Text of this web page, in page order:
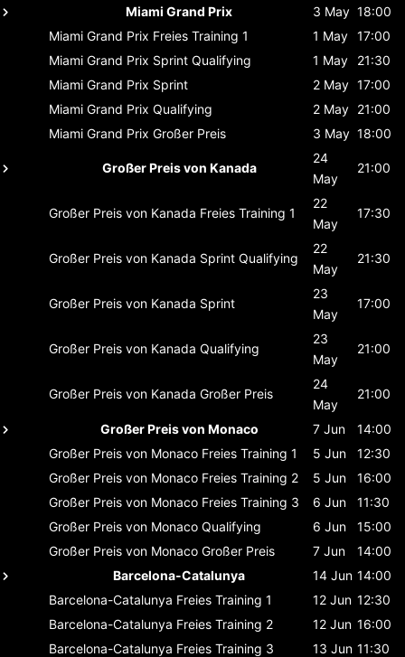
Miami Grand Prix 3 May 18:00
Miami Grand Prix Freies Training 1 1 May 17:00
Miami Grand Prix Sprint Qualifying 1 May
21:30
Miami Grand Prix Sprint 2 May 17:00
Miami Grand Prix Qualifying 2 May 21:00
Miami Grand Prix Großer Preis 3 May 18:00
Großer Preis von Kanada
24
May
21:00
Großer Preis von Kanada Freies Training 1
22
May
17:30
Großer Preis von Kanada Sprint Qualifying
22
May
21:30
Großer Preis von Kanada Sprint
23
May
17:00
Großer Preis von Kanada Qualifying
23
May
21:00
Großer Preis von Kanada Großer Preis
24
May
21:00
Großer Preis von Monaco 7 Jun
14:00
Großer Preis von Monaco Freies Training 1 5 Jun
12:30
Großer Preis von Monaco Freies Training 2 5 Jun
16:00
Großer Preis von Monaco Freies Training 3 6 Jun
11:30
Großer Preis von Monaco Qualifying 6 Jun
15:00
Großer Preis von Monaco Großer Preis 7 Jun
14:00
Barcelona-Catalunya
14 Jun 14:00
Barcelona-Catalunya Freies Training 1 12 Jun 12:30
Barcelona-Catalunya Freies Training 2 12 Jun 16:00
Barcelona-Catalunya Freies Training 3 13 Jun 11:30